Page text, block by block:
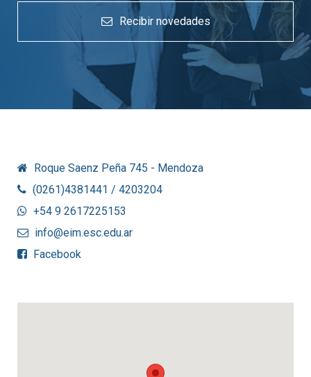
Recibir novedades
Roque Saenz Peña 745 - Mendoza
(0261)4381441 / 4203204
+54 9 2617225153
info@eim.esc.edu.ar
Facebook